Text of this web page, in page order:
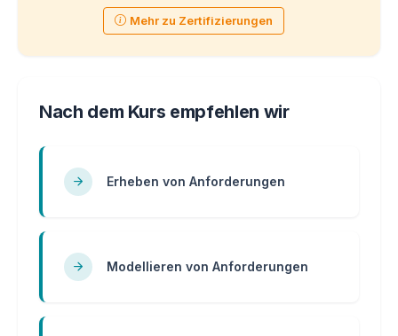
Mehr zu Zertifizierungen
Nach dem Kurs empfehlen wir
Erheben von Anforderungen
Modellieren von Anforderungen